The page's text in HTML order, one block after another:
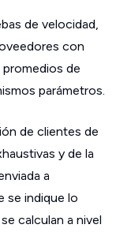
de velocidad,
con
de
parámetros.
de clientes de
y de la
a
se indique lo
calculan a nivel